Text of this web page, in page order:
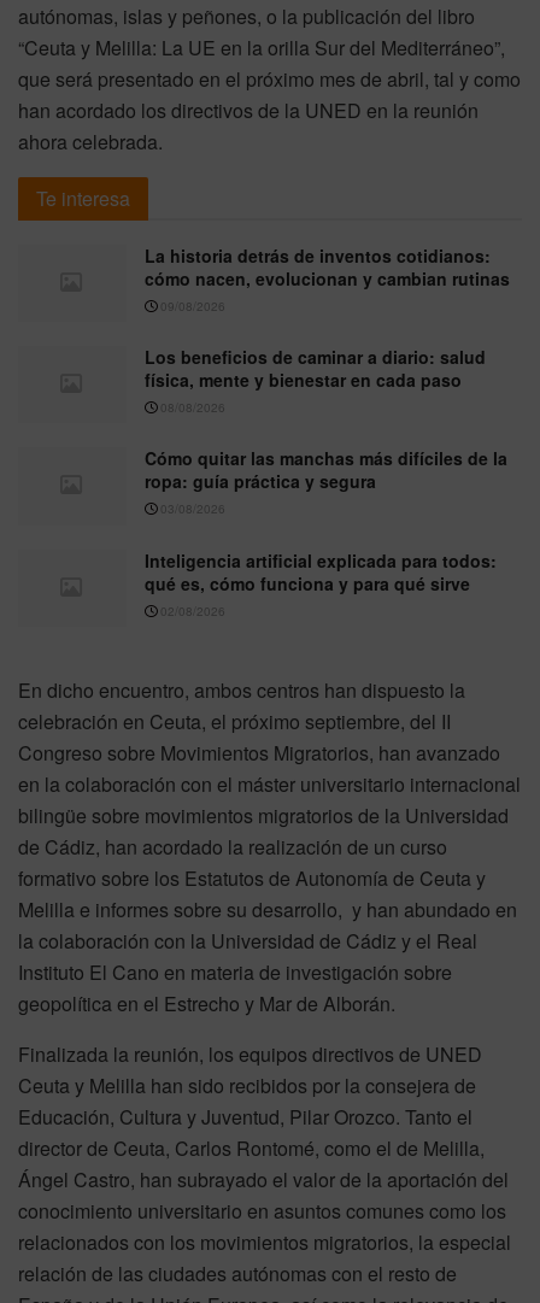
autónomas, islas y peñones, o la publicación del libro
“Ceuta y Melilla: La UE en la orilla Sur del Mediterráneo”,
que será presentado en el próximo mes de abril, tal y como
han acordado los directivos de la UNED en la reunión
ahora celebrada.
Te interesa
La historia detrás de inventos cotidianos:
cómo nacen, evolucionan y cambian rutinas
09/08/2026
Los beneficios de caminar a diario: salud
física, mente y bienestar en cada paso
08/08/2026
Cómo quitar las manchas más difíciles de la
ropa: guía práctica y segura
03/08/2026
Inteligencia artificial explicada para todos:
qué es, cómo funciona y para qué sirve
02/08/2026
En dicho encuentro, ambos centros han dispuesto la
celebración en Ceuta, el próximo septiembre, del II
Congreso sobre Movimientos Migratorios, han avanzado
en la colaboración con el máster universitario internacional
bilingüe sobre movimientos migratorios de la Universidad
de Cádiz, han acordado la realización de un curso
formativo sobre los Estatutos de Autonomía de Ceuta y
Melilla e informes sobre su desarrollo, y han abundado en
la colaboración con la Universidad de Cádiz y el Real
Instituto El Cano en materia de investigación sobre
geopolítica en el Estrecho y Mar de Alborán.
Finalizada la reunión, los equipos directivos de UNED
Ceuta y Melilla han sido recibidos por la consejera de
Educación, Cultura y Juventud, Pilar Orozco. Tanto el
director de Ceuta, Carlos Rontomé, como el de Melilla,
Ángel Castro, han subrayado el valor de la aportación del
conocimiento universitario en asuntos comunes como los
relacionados con los movimientos migratorios, la especial
relación de las ciudades autónomas con el resto de